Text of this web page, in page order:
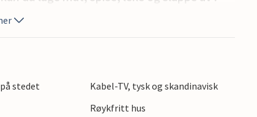
foran inngangsdøren og i tilknytning til
den avslappede atmosfæren på en
stedet
Kabel-TV, tysk og skandinavisk
Røykfritt hus